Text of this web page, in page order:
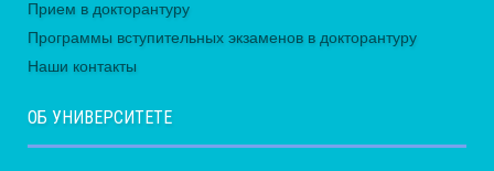
Прием в докторантуру
Программы вступительных экзаменов в докторантуру
Наши контакты
ОБ УНИВЕРСИТЕТЕ